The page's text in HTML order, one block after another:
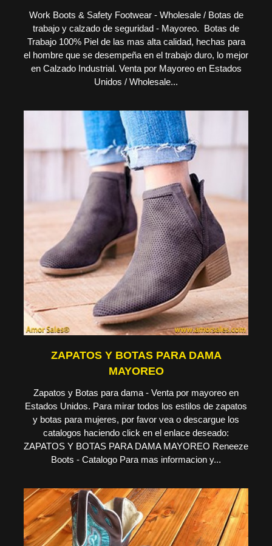
Work Boots & Safety Footwear - Wholesale / Botas de
trabajo y calzado de seguridad - Mayoreo. Botas de
Trabajo 100% Piel de las mas alta calidad, hechas para
el hombre que se desempeña en el trabajo duro, lo mejor
en Calzado Industrial. Venta por Mayoreo en Estados
Unidos / Wholesale...
ZAPATOS Y BOTAS PARA DAMA
MAYOREO
Zapatos y Botas para dama - Venta por mayoreo en
Estados Unidos. Para mirar todos los estilos de zapatos
y botas para mujeres, por favor vea o descargue los
catalogos haciendo click en el enlace deseado:
ZAPATOS Y BOTAS PARA DAMA MAYOREO Reneeze
Boots - Catalogo Para mas informacion y...